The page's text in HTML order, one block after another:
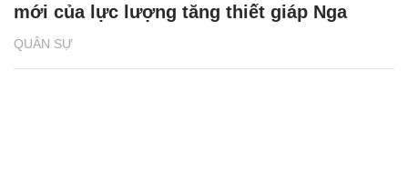
QUÂN SỰ
mới của lực lượng tăng thiết giáp Nga